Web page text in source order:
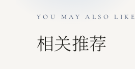
YOU MAY ALSO LIKE
相关推荐